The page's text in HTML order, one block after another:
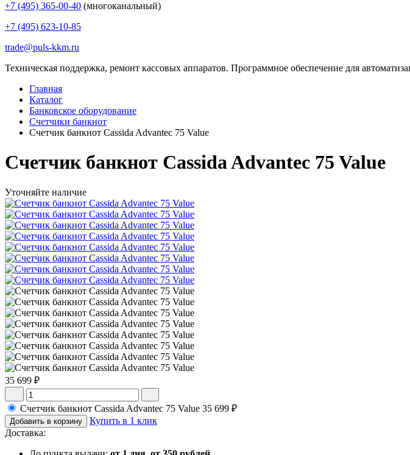
+7 (495) 365-00-40 (многоканальный)
+7 (495) 623-10-85
trade@puls-kkm.ru
Техническая поддержка, ремонт кассовых аппаратов. Программное обеспечение для
Главная
Каталог
Банковское оборудование
Счетчики банкнот
Счетчик банкнот Cassida Advantec 75 Value
Счетчик банкнот Cassida Advantec 75 Value
Уточняйте наличие
35 699 ₽
Счетчик банкнот Cassida Advantec 75 Value 35 699 ₽
Добавить в корзину
Купить в 1 клик
Доставка: